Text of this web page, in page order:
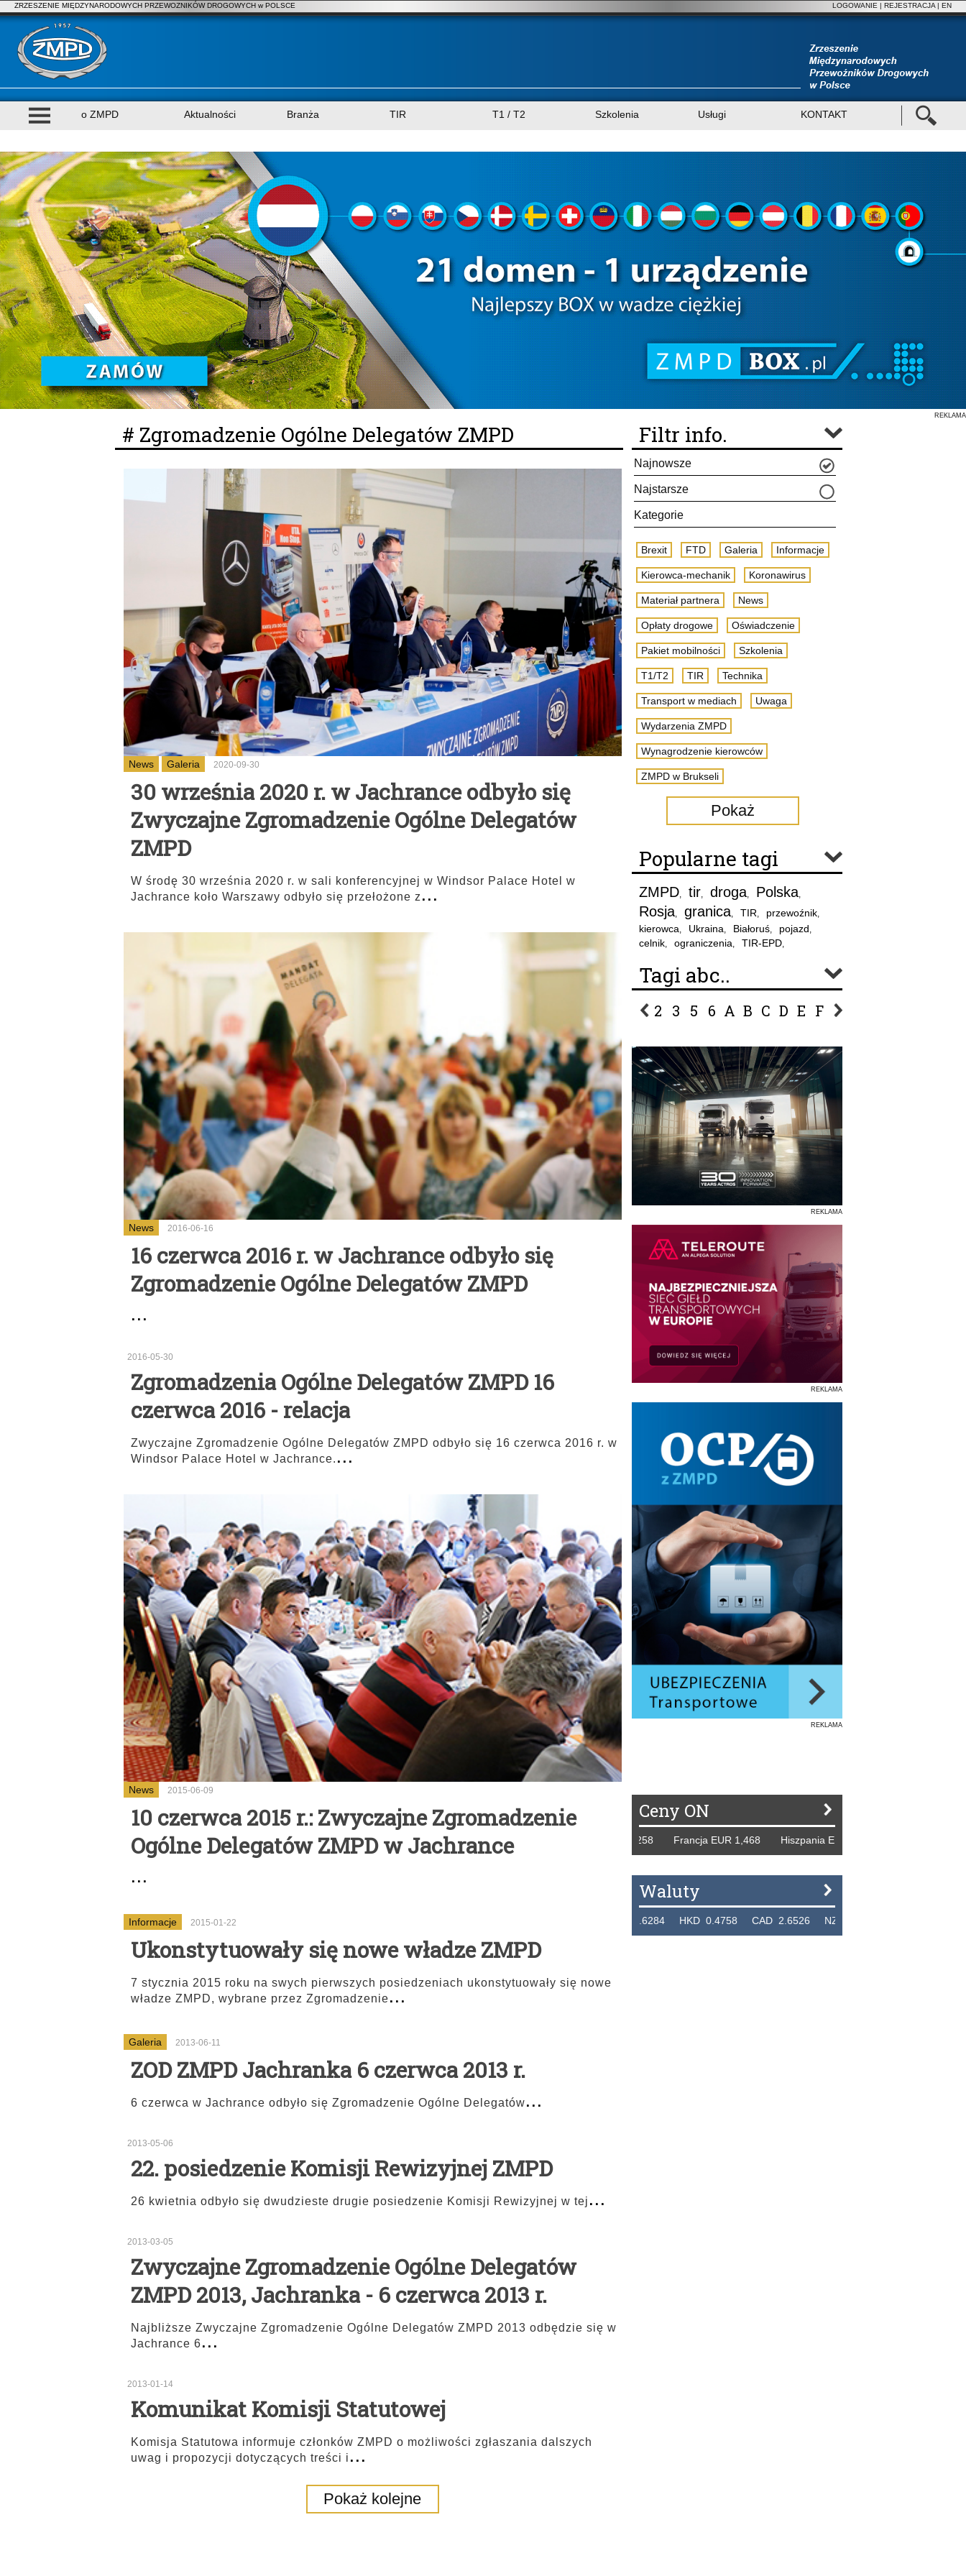
ZRZESZENIE MIĘDZYNARODOWYCH PRZEWOZNIKÓW DROGOWYCH w POLSCE LOGOWANIE | REJESTRACJA | EN
o ZMPD Aktualności Branża TIR T1 / T2 Szkolenia Usługi KONTAKT
REKLAMA
# Zgromadzenie Ogólne Delegatów ZMPD
News Galeria 2020-09-30
30 września 2020 r. w Jachrance odbyło się
Zwyczajne Zgromadzenie Ogólne Delegatów
ZMPD
W środę 30 września 2020 r. w sali konferencyjnej w Windsor Palace Hotel w
Jachrance koło Warszawy odbyło się przełożone z ...
News 2016-06-16
16 czerwca 2016 r. w Jachrance odbyło się
Zgromadzenie Ogólne Delegatów ZMPD
...
2016-05-30
Zgromadzenia Ogólne Delegatów ZMPD 16
czerwca 2016 - relacja
Zwyczajne Zgromadzenie Ogólne Delegatów ZMPD odbyło się 16 czerwca 2016 r. w
Windsor Palace Hotel w Jachrance. ...
News 2015-06-09
10 czerwca 2015 r.: Zwyczajne Zgromadzenie
Ogólne Delegatów ZMPD w Jachrance
...
Informacje 2015-01-22
Ukonstytuowały się nowe władze ZMPD
7 stycznia 2015 roku na swych pierwszych posiedzeniach ukonstytuowały się nowe
władze ZMPD, wybrane przez Zgromadzenie...
Galeria 2013-06-11
ZOD ZMPD Jachranka 6 czerwca 2013 r.
6 czerwca w Jachrance odbyło się Zgromadzenie Ogólne Delegatów...
2013-05-06
22. posiedzenie Komisji Rewizyjnej ZMPD
26 kwietnia odbyło się dwudzieste drugie posiedzenie Komisji Rewizyjnej w tej ...
2013-03-05
Zwyczajne Zgromadzenie Ogólne Delegatów
ZMPD 2013, Jachranka - 6 czerwca 2013 r.
Najbliższe Zwyczajne Zgromadzenie Ogólne Delegatów ZMPD 2013 odbędzie się w
Jachrance 6...
2013-01-14
Komunikat Komisji Statutowej
Komisja Statutowa informuje członków ZMPD o możliwości zgłaszania dalszych
uwag i propozycji dotyczących treści i...
Pokaż kolejne
Filtr info.
Najnowsze
Najstarsze
Kategorie
Brexit FTD Galeria Informacje
Kierowca-mechanik Koronawirus
Materiał partnera News
Opłaty drogowe Oświadczenie
Pakiet mobilności Szkolenia
T1/T2 TIR Technika
Transport w mediach Uwaga
Wydarzenia ZMPD
Wynagrodzenie kierowców
ZMPD w Brukseli
Pokaż
Popularne tagi
ZMPD, tir, droga, Polska,
Rosja, granica, TIR, przewoźnik,
kierowca, Ukraina, Białoruś, pojazd,
celnik, ograniczenia, TIR-EPD,
Tagi abc..
2 3 5 6 A B C D E F G
REKLAMA
REKLAMA
REKLAMA
Ceny ON
Tydzień 42/2019 r. Niemcy EUR 1,258 Francja EUR 1,468 Hiszpania EUR 1,229 WB GBP 1,318
Waluty
THB 0.1123 USD 3.7320 AUD 2.6284 HKD 0.4758 CAD 2.6526 NZD 2.1871 SGD 2.9103